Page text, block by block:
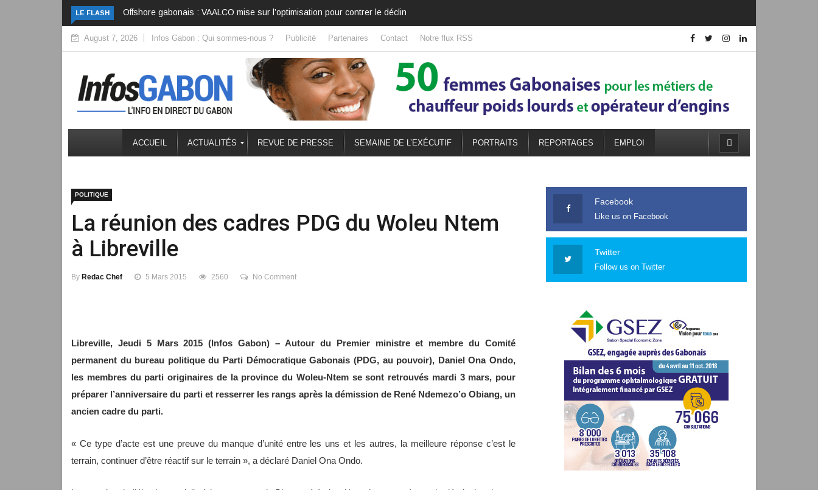
LE FLASH
mise sur l’optimisation pour contrer le déclin Bénin : Talon n’a pas quitté le pouvoir, il l’a déplacé
August 7, 2026 Infos Gabon : Qui sommes-nous ? Publicité Partenaires Contact Notre flux RSS
ACCUEIL ACTUALITÉS REVUE DE PRESSE SEMAINE DE L’EXÉCUTIF PORTRAITS REPORTAGES EMPLOI
POLITIQUE
La réunion des cadres PDG du Woleu Ntem
à Libreville
By Redac Chef 5 Mars 2015 2560 No Comment
Libreville, Jeudi 5 Mars 2015 (Infos Gabon) – Autour du Premier ministre et membre du Comité
permanent du bureau politique du Parti Démocratique Gabonais (PDG, au pouvoir), Daniel Ona Ondo,
les membres du parti originaires de la province du Woleu-Ntem se sont retrouvés mardi 3 mars, pour
préparer l’anniversaire du parti et resserrer les rangs après la démission de René Ndemezo’o Obiang, un
ancien cadre du parti.
« Ce type d’acte est une preuve du manque d’unité entre les uns et les autres, la meilleure réponse c’est le
terrain, continuer d’être réactif sur le terrain », a déclaré Daniel Ona Ondo.
Facebook
Like us on Facebook
Twitter
Follow us on Twitter